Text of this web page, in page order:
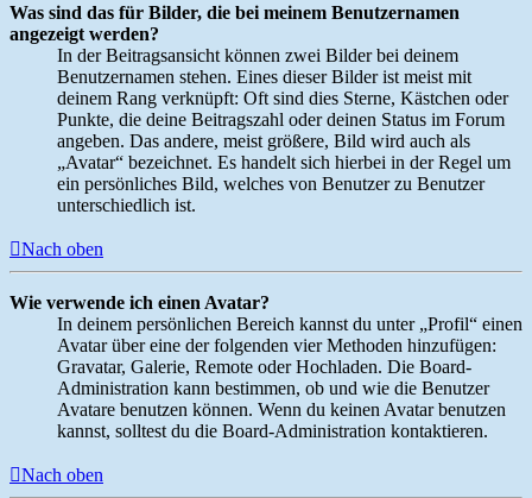
Was sind das für Bilder, die bei meinem Benutzernamen
angezeigt werden?
In der Beitragsansicht können zwei Bilder bei deinem
Benutzernamen stehen. Eines dieser Bilder ist meist mit
deinem Rang verknüpft: Oft sind dies Sterne, Kästchen oder
Punkte, die deine Beitragszahl oder deinen Status im Forum
angeben. Das andere, meist größere, Bild wird auch als
„Avatar“ bezeichnet. Es handelt sich hierbei in der Regel um
ein persönliches Bild, welches von Benutzer zu Benutzer
unterschiedlich ist.
Nach oben
Wie verwende ich einen Avatar?
In deinem persönlichen Bereich kannst du unter „Profil“ einen
Avatar über eine der folgenden vier Methoden hinzufügen:
Gravatar, Galerie, Remote oder Hochladen. Die Board-
Administration kann bestimmen, ob und wie die Benutzer
Avatare benutzen können. Wenn du keinen Avatar benutzen
kannst, solltest du die Board-Administration kontaktieren.
Nach oben